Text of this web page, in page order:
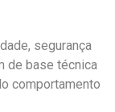
segurança
de base técnica
comportamento